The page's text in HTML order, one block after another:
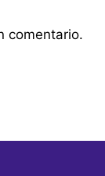
comentario.